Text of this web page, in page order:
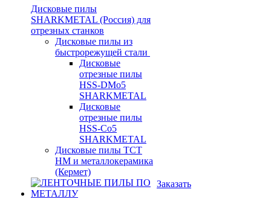
Дисковые пилы
SHARKMETAL (Россия) для
отрезных станков
Дисковые пилы из
быстрорежущей стали
Дисковые
отрезные пилы
HSS-DMo5
SHARKMETAL
Дисковые
отрезные пилы
HSS-Co5
SHARKMETAL
Дисковые пилы ТСТ
НМ и металлокерамика
(Кермет)
Заказать